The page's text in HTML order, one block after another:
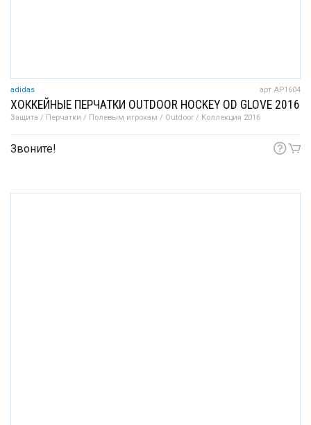
adidas арт AP1604
ХОККЕЙНЫЕ ПЕРЧАТКИ OUTDOOR HOCKEY OD GLOVE 2016
Защита / Перчатки / Полевым игрокам / Outdoor / Коллекция 2016
Звоните!